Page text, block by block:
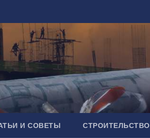
И СОВЕТЫ СТРОИТЕЛЬСТВО